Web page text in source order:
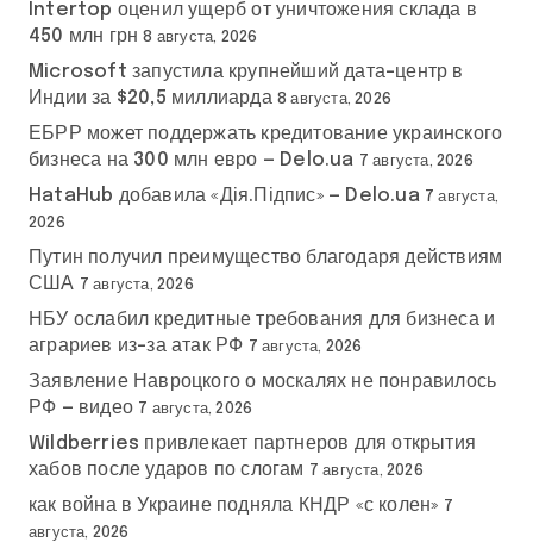
Intertop оценил ущерб от уничтожения склада в
450 млн грн 8 августа, 2026
Microsoft запустила крупнейший дата-центр в
Индии за $20,5 миллиарда 8 августа, 2026
ЕБРР может поддержать кредитование украинского
бизнеса на 300 млн евро — Delo.ua 7 августа, 2026
HataHub добавила «Дія.Підпис» — Delo.ua 7 августа,
2026
Путин получил преимущество благодаря действиям
США 7 августа, 2026
НБУ ослабил кредитные требования для бизнеса и
аграриев из-за атак РФ 7 августа, 2026
Заявление Навроцкого о москалях не понравилось
РФ — видео 7 августа, 2026
Wildberries привлекает партнеров для открытия
хабов после ударов по слогам 7 августа, 2026
как война в Украине подняла КНДР «с колен» 7
августа, 2026